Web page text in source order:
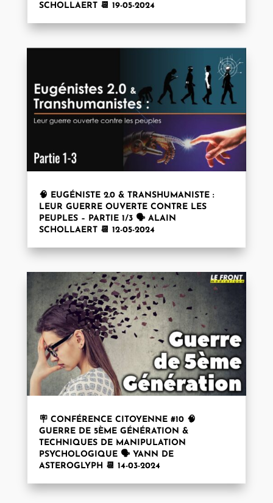
SCHOLLAERT 📆 19-05-2024
🧠 EUGÉNISTE 2.0 & TRANSHUMANISTE :
LEUR GUERRE OUVERTE CONTRE LES
PEUPLES – PARTIE 1/3 🗣️ ALAIN
SCHOLLAERT 📆 12-05-2024
🪧 CONFÉRENCE CITOYENNE #10 🧠
GUERRE DE 5ÈME GÉNÉRATION &
TECHNIQUES DE MANIPULATION
PSYCHOLOGIQUE 🗣️ YANN DE
ASTEROGLYPH 📆 14-03-2024